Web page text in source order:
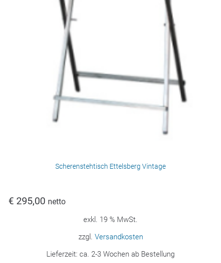
Scherenstehtisch Ettelsberg Vintage
€ 295,00 netto
exkl. 19 % MwSt.
zzgl. Versandkosten
Lieferzeit: ca. 2-3 Wochen ab Bestellung